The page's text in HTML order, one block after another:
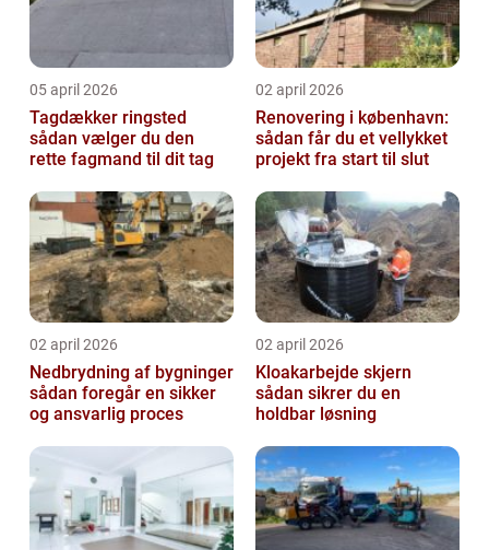
05 april 2026
Tagdækker ringsted
sådan vælger du den
rette fagmand til dit tag
02 april 2026
Renovering i københavn:
sådan får du et vellykket
projekt fra start til slut
02 april 2026
Nedbrydning af bygninger
sådan foregår en sikker
og ansvarlig proces
02 april 2026
Kloakarbejde skjern
sådan sikrer du en
holdbar løsning